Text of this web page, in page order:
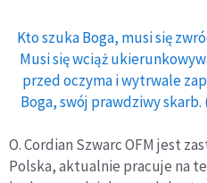
Kto szuka Boga, musi się
Musi się wciąż
przed oczyma i wytrwale
Boga, swój prawdziwy skarb.
O. Cordian Szwarc OFM jest
Polska, aktualnie pracuje na